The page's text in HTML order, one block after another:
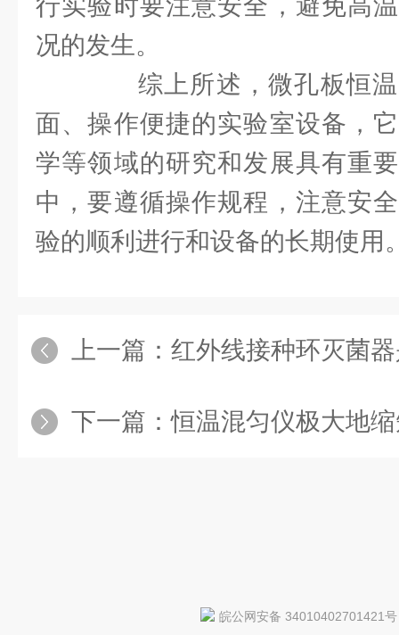
行实验时要注意安全，避免高
况的发生。
综上所述，微孔板恒温
面、操作便捷的实验室设备，
学等领域的研究和发展具有重
中，要遵循操作规程，注意安
验的顺利进行和设备的长期使用
上一篇： 红外线接种环灭菌器是利用红外
下一篇：恒温混匀仪极大地
皖公网安备 34010402701421号